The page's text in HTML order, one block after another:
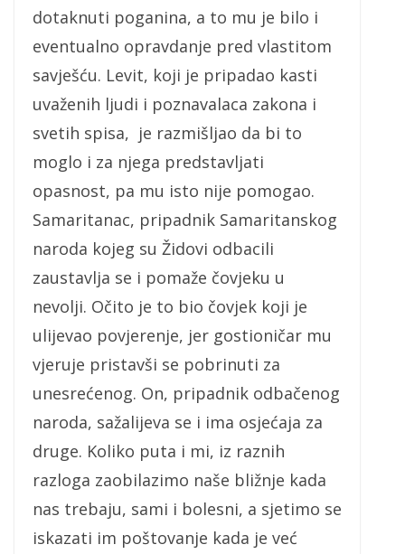
dotaknuti poganina, a to mu je bilo i
eventualno opravdanje pred vlastitom
savješću. Levit, koji je pripadao kasti
uvaženih ljudi i poznavalaca zakona i
svetih spisa, je razmišljao da bi to
moglo i za njega predstavljati
opasnost, pa mu isto nije pomogao.
Samaritanac, pripadnik Samaritanskog
naroda kojeg su Židovi odbacili
zaustavlja se i pomaže čovjeku u
nevolji. Očito je to bio čovjek koji je
ulijevao povjerenje, jer gostioničar mu
vjeruje pristavši se pobrinuti za
unesrećenog. On, pripadnik odbačenog
naroda, sažalijeva se i ima osjećaja za
druge. Koliko puta i mi, iz raznih
razloga zaobilazimo naše bližnje kada
nas trebaju, sami i bolesni, a sjetimo se
iskazati im poštovanje kada je već